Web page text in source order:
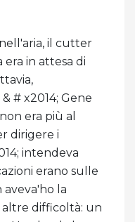
il cutter
era in attesa di
# x2014; Gene
era più al
dirigere i
intendeva
erano sulle
aveva'ho la
altre difficoltà: un